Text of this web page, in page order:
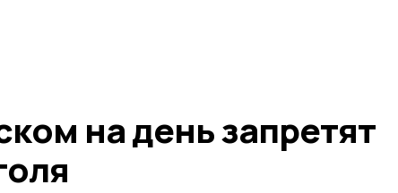
на день запретят